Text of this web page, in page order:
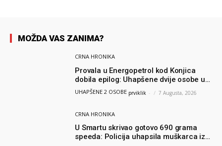
MOŽDA VAS ZANIMA?
CRNA HRONIKA
Provala u Energopetrol kod Konjica
dobila epilog: Uhapšene dvije osobe u
Čapljini i Jablanici
UHAPŠENE 2 OSOBE prviklik - 7 Augusta, 2026
CRNA HRONIKA
U Smartu skrivao gotovo 690 grama
speeda: Policija uhapsila muškarca iz